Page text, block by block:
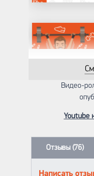
Видео-
Youtube
Отзывы (76)
Написать